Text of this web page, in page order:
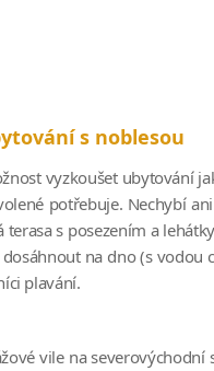
s noblesou
vyzkoušet ubytování
potřebuje. Nechybí
s posezením a
na dno (s
plavání.
vile na